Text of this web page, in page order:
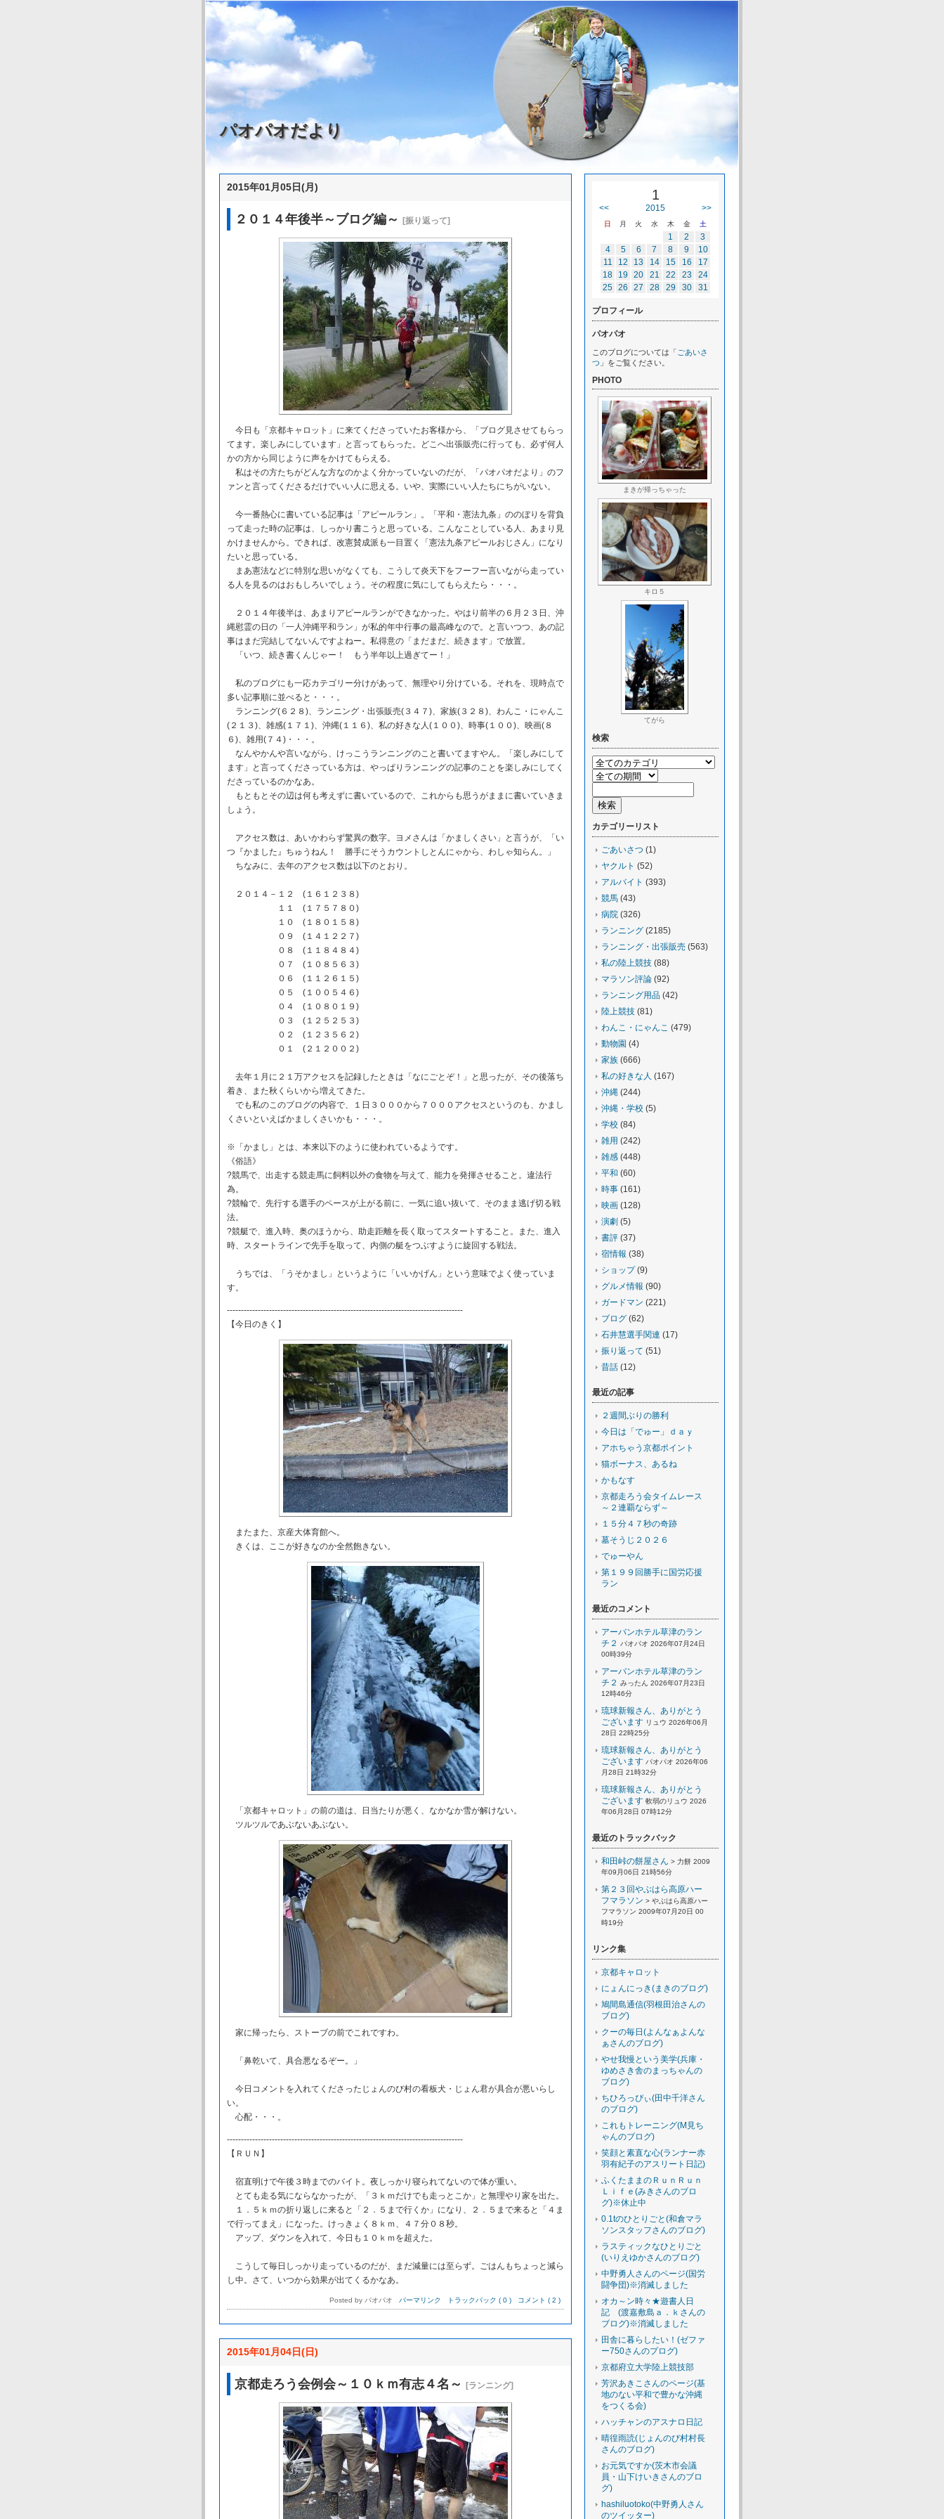
パオパオだより
2015年01月05日(月)
２０１４年後半～ブログ編～ [振り返って]
今日も「京都キャロット」に来てくださっていたお客様から、「ブログ見させてもらっ
てます。楽しみにしています」と言ってもらった。どこへ出張販売に行っても、必ず何人
かの方から同じように声をかけてもらえる。
私はその方たちがどんな方なのかよく分かっていないのだが、「パオパオだより」のフ
ァンと言ってくださるだけでいい人に思える。いや、実際にいい人たちにちがいない。
今一番熱心に書いている記事は「アピールラン」。「平和・憲法九条」ののぼりを背負
って走った時の記事は、しっかり書こうと思っている。こんなことしている人、あまり見
かけませんから。できれば、改憲賛成派も一目置く「憲法九条アピールおじさん」になり
たいと思っている。
まあ憲法などに特別な思いがなくても、こうして炎天下をフーフー言いながら走ってい
る人を見るのはおもしろいでしょう。その程度に気にしてもらえたら・・・。
２０１４年後半は、あまりアピールランができなかった。やはり前半の６月２３日、沖
縄慰霊の日の「一人沖縄平和ラン」が私的年中行事の最高峰なので。と言いつつ、あの記
事はまだ完結してないんですよねー。私得意の「まだまだ、続きます」で放置。
「いつ、続き書くんじゃー！ もう半年以上過ぎてー！」
私のブログにも一応カテゴリー分けがあって、無理やり分けている。それを、現時点で
多い記事順に並べると・・・。
ランニング(６２８)、ランニング・出張販売(３４７)、家族(３２８)、わんこ・にゃんこ
(２１３)、雑感(１７１)、沖縄(１１６)、私の好きな人(１００)、時事(１００)、映画(８
６)、雑用(７４)・・・。
なんやかんや言いながら、けっこうランニングのこと書いてますやん。「楽しみにして
ます」と言ってくださっている方は、やっぱりランニングの記事のことを楽しみにしてく
ださっているのかなあ。
もともとその辺は何も考えずに書いているので、これからも思うがままに書いていきま
しょう。
アクセス数は、あいかわらず驚異の数字。ヨメさんは「かましくさい」と言うが、「い
つ『かました』ちゅうねん！ 勝手にそうカウントしとんにゃから、わしゃ知らん。」
ちなみに、去年のアクセス数は以下のとおり。
２０１４－１２ (１６１２３８)
１１ (１７５７８０)
１０ (１８０１５８)
０９ (１４１２２７)
０８ (１１８４８４)
０７ (１０８５６３)
０６ (１１２６１５)
０５ (１００５４６)
０４ (１０８０１９)
０３ (１２５２５３)
０２ (１２３５６２)
０１ (２１２００２)
去年１月に２１万アクセスを記録したときは「なにごとぞ！」と思ったが、その後落ち
着き、また秋くらいから増えてきた。
でも私のこのブログの内容で、１日３０００から７０００アクセスというのも、かまし
くさいといえばかましくさいかも・・・。
※「かまし」とは、本来以下のように使われているようです。
《俗語》
?競馬で、出走する競走馬に飼料以外の食物を与えて、能力を発揮させること。違法行
為。
?競輪で、先行する選手のペースが上がる前に、一気に追い抜いて、そのまま逃げ切る戦
法。
?競艇で、進入時、奥のほうから、助走距離を長く取ってスタートすること。また、進入
時、スタートラインで先手を取って、内側の艇をつぶすように旋回する戦法。
うちでは、「うそかまし」というように「いいかげん」という意味でよく使っていま
す。
------------------------------------------------------------------------------------
【今日のきく】
またまた、京産大体育館へ。
きくは、ここが好きなのか全然飽きない。
「京都キャロット」の前の道は、日当たりが悪く、なかなか雪が解けない。
ツルツルであぶないあぶない。
家に帰ったら、ストーブの前でこれですわ。
「鼻乾いて、具合悪なるぞー。」
今日コメントを入れてくださったじょんのび村の看板犬・じょん君が具合が悪いらし
い。
心配・・・。
------------------------------------------------------------------------------------
【ＲＵＮ】
宿直明けで午後３時までのバイト。夜しっかり寝られてないので体が重い。
とても走る気にならなかったが、「３ｋｍだけでも走っとこか」と無理やり家を出た。
１．５ｋｍの折り返しに来ると「２．５まで行くか」になり、２．５まで来ると「４ま
で行ってまえ」になった。けっきょく８ｋｍ、４７分０８秒。
アップ、ダウンを入れて、今日も１０ｋｍを超えた。
こうして毎日しっかり走っているのだが、まだ減量には至らず。ごはんもちょっと減ら
し中。さて、いつから効果が出てくるかなあ。
Posted by パオパオ パーマリンク トラックバック ( 0 ) コメント ( 2 )
2015年01月04日(日)
京都走ろう会例会～１０ｋｍ有志４名～ [ランニング]
1
<< 2015 >>
日 月 火 水 木 金 土
1 2
3
4
5 6 7 8 9
10
11
12 13 14 15 16
17
18
19 20 21 22 23
24
25 26 27 28 29 30 31
プロフィール
パオパオ
このブログについては「 ごあいさ
つ 」をご覧ください。
PHOTO
まきが帰っちゃった
キロ５
てがら
検索
カテゴリーリスト
ごあいさつ (1)
ヤクルト (52)
アルバイト (393)
競馬 (43)
病院 (326)
ランニング (2185)
ランニング・出張販売 (563)
私の陸上競技 (88)
マラソン評論 (92)
ランニング用品 (42)
陸上競技 (81)
わんこ・にゃんこ (479)
動物園 (4)
家族 (666)
私の好きな人 (167)
沖縄 (244)
沖縄・学校 (5)
学校 (84)
雑用 (242)
雑感 (448)
平和 (60)
時事 (161)
映画 (128)
演劇 (5)
書評 (37)
宿情報 (38)
ショップ(9)
グルメ情報 (90)
ガードマン (221)
ブログ (62)
石井慧選手関連 (17)
振り返って (51)
昔話 (12)
最近の記事
２週間ぶりの勝利
今日は「でゅー」ｄａｙ
アホちゃう京都ポイント
猫ボーナス、あるね
かもなす
京都走ろう会タイムレース
～２連覇ならず～
１５分４７秒の奇跡
墓そうじ２０２６
でゅーやん
第１９９回勝手に国労応援
ラン
最近のコメント
アーバンホテル草津のラン
チ２
パオパオ 2026年07月24日
00時39分
アーバンホテル草津のラン
チ２ みったん 2026年07月23日
12時46分
琉球新報さん、ありがとう
ございます リュウ 2026年06月
28日 22時25分
琉球新報さん、ありがとう
ございます パオパオ 2026年06
月28日 21時32分
琉球新報さん、ありがとう
ございます 軟弱のリュウ 2026
年06月28日 07時12分
最近のトラックバック
和田峠の餅屋さん > 力餅 2009
年09月06日 21時56分
第２３回やぶはら高原ハー
フマラソン > やぶはら高原ハー
フマラソン 2009年07月20日 00
時19分
リンク集
京都キャロット
にょんにっき(まきのブログ)
鳩間島通信(羽根田治さんの
ブログ)
クーの毎日(よんなぁよんな
ぁさんのブログ)
やせ我慢という美学(兵庫・
ゆめさき舎のまっちゃんの
ブログ)
ちひろっぴぃ(田中千洋さん
のブログ)
これもトレーニング(M見ち
ゃんのブログ)
笑顔と素直な心(ランナー赤
羽有紀子のアスリート日記)
ふくたままのＲｕｎＲｕｎ
Ｌｉｆｅ(みきさんのブロ
グ)※休止中
0.1tのひとりごと(和倉マラ
ソンスタッフさんのブログ)
ラスティックなひとりごと
(いりえゆかさんのブログ)
中野勇人さんのページ(国労
闘争団)※消滅しました
オカ～ン時々★遊書人日
記 (渡嘉敷島ａ．ｋさんの
ブログ)※消滅しました
田舎に暮らしたい！(ゼファ
ー750さんのプログ)
京都府立大学陸上競技部
芳沢あきこさんのページ(基
地のない平和で豊かな沖縄
をつくる会)
ハッチャンのアスナロ日記
晴徨雨読(じょんのび村村長
さんのブログ)
お元気ですか(茨木市会議
員・山下けいきさんのブロ
グ)
hashiluotoko(中野勇人さん
のツイッター)